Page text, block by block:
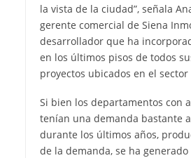
la vista de la ciudad”, señala
gerente comercial de Siena
desarrollador que ha
en los últimos pisos de todos
proyectos ubicados en el
Si bien los departamentos con
tenían una demanda bastante
durante los últimos años,
de la demanda, se ha